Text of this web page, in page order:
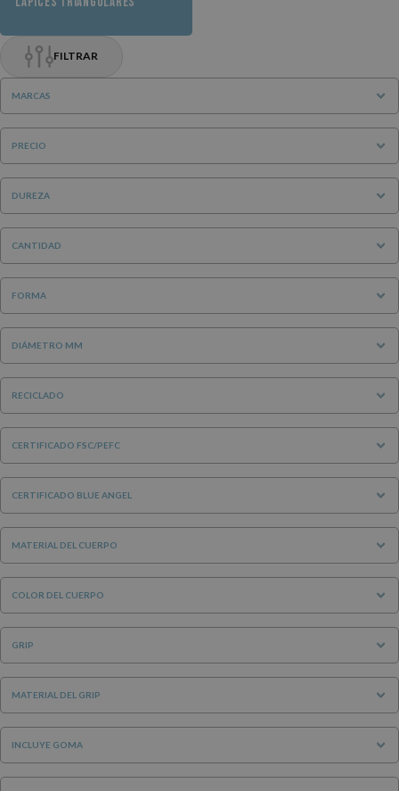
FILTRAR
MARCAS
PRECIO
DUREZA
CANTIDAD
FORMA
DIÁMETRO MM
RECICLADO
CERTIFICADO FSC/PEFC
CERTIFICADO BLUE ANGEL
MATERIAL DEL CUERPO
COLOR DEL CUERPO
GRIP
MATERIAL DEL GRIP
INCLUYE GOMA